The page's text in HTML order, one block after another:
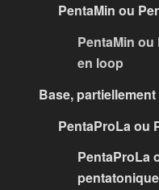
PentaMin ou
PentaMin
en loop
Base,
PentaProLa ou
PentaProLa